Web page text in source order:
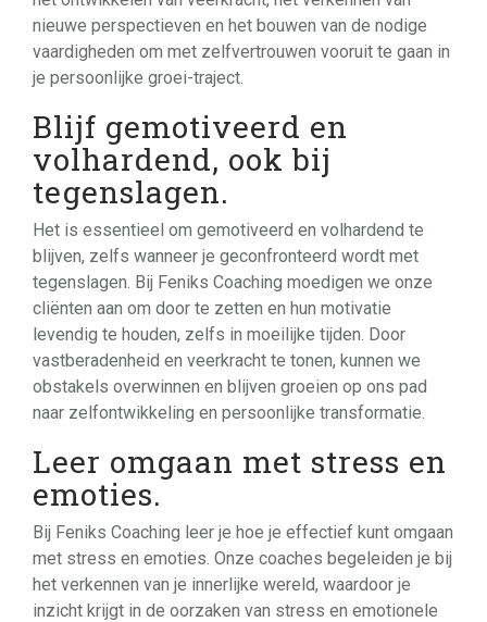
nieuwe perspectieven en het bouwen van de nodige
vaardigheden om met zelfvertrouwen vooruit te gaan in
je persoonlijke groei-traject.
Blijf gemotiveerd en
volhardend, ook bij
tegenslagen.
Het is essentieel om gemotiveerd en volhardend te
blijven, zelfs wanneer je geconfronteerd wordt met
tegenslagen. Bij Feniks Coaching moedigen we onze
cliënten aan om door te zetten en hun motivatie
levendig te houden, zelfs in moeilijke tijden. Door
vastberadenheid en veerkracht te tonen, kunnen we
obstakels overwinnen en blijven groeien op ons pad
naar zelfontwikkeling en persoonlijke transformatie.
Leer omgaan met stress en
emoties.
Bij Feniks Coaching leer je hoe je effectief kunt omgaan
met stress en emoties. Onze coaches begeleiden je bij
het verkennen van je innerlijke wereld, waardoor je
inzicht krijgt in de oorzaken van stress en emotionele